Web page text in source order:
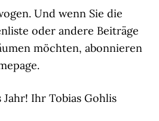
Und wenn Sie die
oder andere Beiträge
möchten, abonnieren
Jahr! Ihr Tobias Gohlis